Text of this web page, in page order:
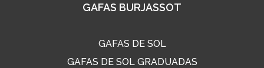
GAFAS BURJASSOT
GAFAS DE SOL
GAFAS DE SOL GRADUADAS